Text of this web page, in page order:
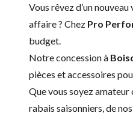
Vous rêvez d’un
affaire ? Chez Pro
budget.
Notre concession à
pièces et accessoires
Que vous soyez
rabais saisonniers, de